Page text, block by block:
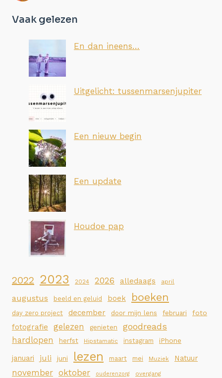
Vaak gelezen
En dan ineens…
Uitgelicht: tussenmarsenjupiter
Een nieuw begin
Een update
Houdoe pap
2022 2023 2024 2026 alledaags april
augustus beeld en geluid boek boeken
day zero project december door mijn lens februari foto
fotografie gelezen genieten goodreads
hardlopen herfst Hipstamatic instagram iPhone
januari juli juni lezen maart mei Muziek Natuur
november oktober ouderenzorg overgang